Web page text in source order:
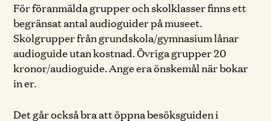
För föranmälda grupper och skolklasser finns ett
begränsat antal audioguider på museet.
Skolgrupper från grundskola/gymnasium lånar
audioguide utan kostnad. Övriga grupper 20
kronor/audioguide. Ange era önskemål när bokar
in er.
Det går också bra att öppna besöksguiden i